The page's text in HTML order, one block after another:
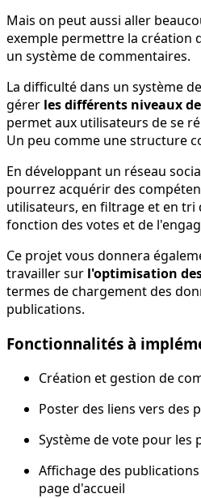
Mais on peut aussi aller
exemple permettre la création
un système de commentaires.
La difficulté dans un système
gérer les différents niveaux
permet aux utilisateurs de se
Un peu comme une structure
En développant un réseau
pourrez acquérir des
utilisateurs, en filtrage et en tri
fonction des votes et de
Ce projet vous donnera
travailler sur l'optimisation
termes de chargement des
publications.
Fonctionnalités à
Création et gestion de
Poster des liens vers des
Système de vote pour les
Affichage des
page d'accueil